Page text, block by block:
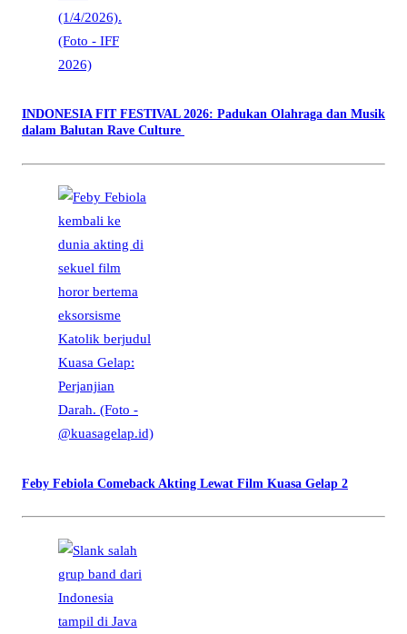
INDONESIA FIT FESTIVAL 2026: Padukan Olahraga dan Musik
dalam Balutan Rave Culture
Feby Febiola Comeback Akting Lewat Film Kuasa Gelap 2